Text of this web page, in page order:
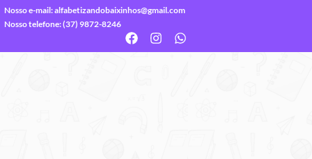
Nosso e-mail:alfabetizandobaixinhos@gmail.com
Nosso telefone: (37) 9872-8246